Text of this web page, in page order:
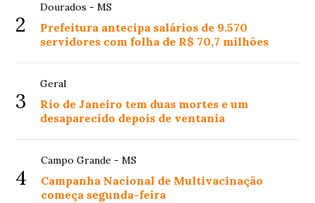
2
Dourados - MS
Prefeitura antecipa salários de 9.570
servidores com folha de R$ 70,7 milhões
3
Geral
Rio de Janeiro tem duas mortes e um
desaparecido depois de ventania
4
Campo Grande - MS
Campanha Nacional de Multivacinação
começa segunda-feira